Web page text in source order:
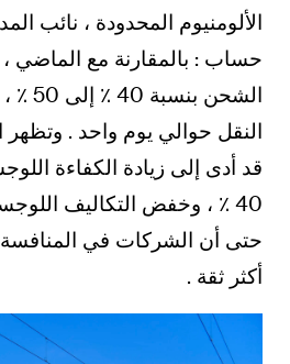
الألومنيوم المحدودة ، نائب
حساب : بالمقارنة مع الماضي
النقل حوالي يوم واحد . وتظهر
قد أدى إلى زيادة الكفاءة
40 ٪ ، وخفض التكاليف
حتى أن الشركات في
أكثر ثقة .